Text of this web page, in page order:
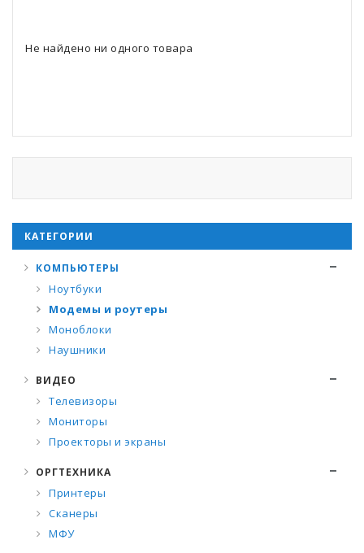
Не найдено ни одного товара
КАТЕГОРИИ
КОМПЬЮТЕРЫ
Ноутбуки
Модемы и роутеры
Моноблоки
Наушники
ВИДЕО
Телевизоры
Мониторы
Проекторы и экраны
ОРГТЕХНИКА
Принтеры
Сканеры
МФУ